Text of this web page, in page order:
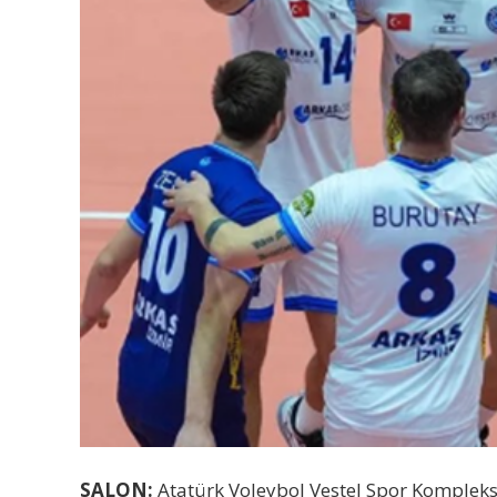
SALON: Atatürk Voleybol Vestel Spor